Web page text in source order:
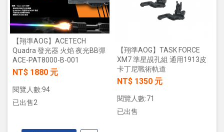
【翔準AOG】ACETECH
Quadra 發光器 火焰 夜光BB彈
ACE-PAT8000-B-001
NT$ 1880 元
閱覽人數:94
已出售2
【翔準AOG】TASK FORCE
XM7 準星覘孔組 通用1913皮
卡丁尼戰術軌道
NT$ 1350 元
閱覽人數:71
已出售